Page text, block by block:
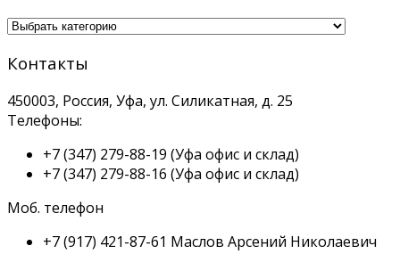
Контакты
450003, Россия, Уфа, ул. Силикатная, д. 25
Телефоны:
+7 (347) 279-88-19 (Уфа офис и склад)
+7 (347) 279-88-16 (Уфа офис и склад)
Моб. телефон
+7 (917) 421-87-61 Маслов Арсений Николаевич